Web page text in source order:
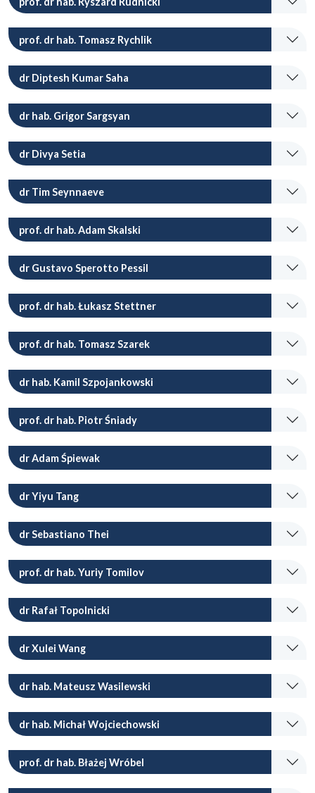
prof. dr hab. Tomasz Rychlik
dr Diptesh Kumar Saha
dr hab. Grigor Sargsyan
dr Divya Setia
dr Tim Seynnaeve
prof. dr hab. Adam Skalski
dr Gustavo Sperotto Pessil
prof. dr hab. Łukasz Stettner
prof. dr hab. Tomasz Szarek
dr hab. Kamil Szpojankowski
prof. dr hab. Piotr Śniady
dr Adam Śpiewak
dr Yiyu Tang
dr Sebastiano Thei
prof. dr hab. Yuriy Tomilov
dr Rafał Topolnicki
dr Xulei Wang
dr hab. Mateusz Wasilewski
dr hab. Michał Wojciechowski
prof. dr hab. Błażej Wróbel